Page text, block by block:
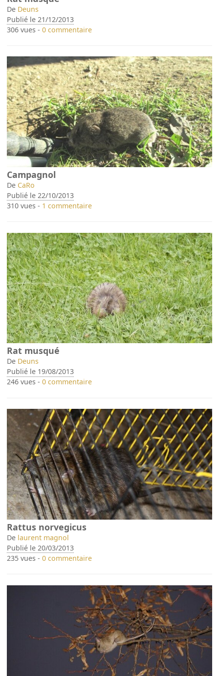
De Deuns
Publié le 21/12/2013
306 vues -0 commentaire
Campagnol
De CaRo
Publié le 22/10/2013
310 vues - 1 commentaire
Rat musqué
De Deuns
Publié le 19/08/2013
246 vues -0 commentaire
Rattus norvegicus
De laurent magnol
Publié le 20/03/2013
235 vues -0 commentaire